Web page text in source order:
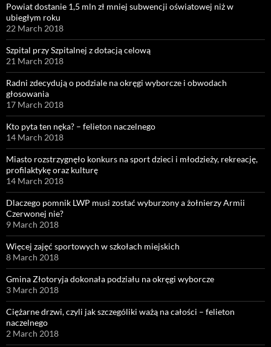
Powiat dostanie 1,5 mln zł mniej subwencji oświatowej niż w
ubiegłym roku
22 March 2018
Szpital przy Szpitalnej z dotacją celową
21 March 2018
Radni zdecydują o podziale na okręgi wyborcze i obwodach
głosowania
17 March 2018
Kto pyta ten nęka? – felieton naczelnego
14 March 2018
Miasto rozstrzygnęło konkurs na sport dzieci i młodzieży, rekreację,
profilaktykę oraz kulturę
14 March 2018
Dlaczego pomnik LWP musi zostać wyburzony a żołnierzy Armii
Czerwonej nie?
9 March 2018
Więcej zajęć sportowych w szkołach miejskich
8 March 2018
Gmina Złotoryja dokonała podziału na okręgi wyborcze
3 March 2018
Ciężarne drzwi, czyli jak szczególiki ważą na całości – felieton
naczelnego
2 March 2018